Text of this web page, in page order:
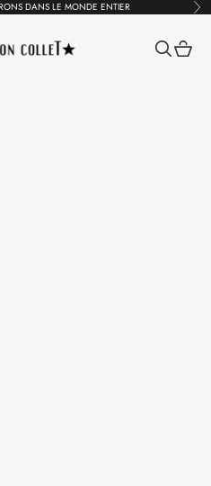
DANS LE MONDE ENTIER
Jewellery
Ouvrir la
Voir